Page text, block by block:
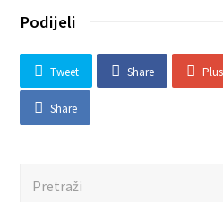
Podijeli
Tweet Share
Share